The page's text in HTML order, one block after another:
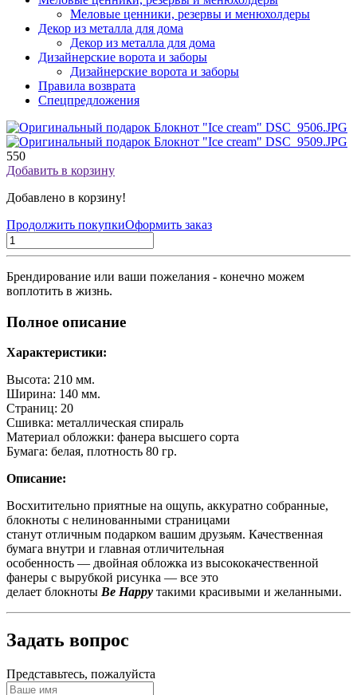
Меловые ценники, резервы и менюхолдеры
Декор из металла для дома
Декор из металла для дома
Дизайнерские ворота и заборы
Дизайнерские ворота и заборы
Правила возврата
Спецпредложения
550
Добавить в корзину
Добавлено в корзину!
Продолжить покупкиОформить заказ
Брендирование или ваши пожелания - конечно можем
воплотить в жизнь.
Полное описание
Характеристики:
Высота: 210 мм.
Ширина: 140 мм.
Страниц: 20
Сшивка: металлическая спираль
Материал обложки: фанера высшего сорта
Бумага: белая, плотность 80 гр.
Описание:
Восхитительно приятные на ощупь, аккуратно собранные,
блокноты с нелинованными страницами
станут отличным подарком вашим друзьям. Качественная
бумага внутри и главная отличительная
особенность — двойная обложка из высококачественной
фанеры с вырубкой рисунка — все это
делает блокноты Be Happy такими красивыми и желанными.
Задать вопрос
Представьтесь, пожалуйста